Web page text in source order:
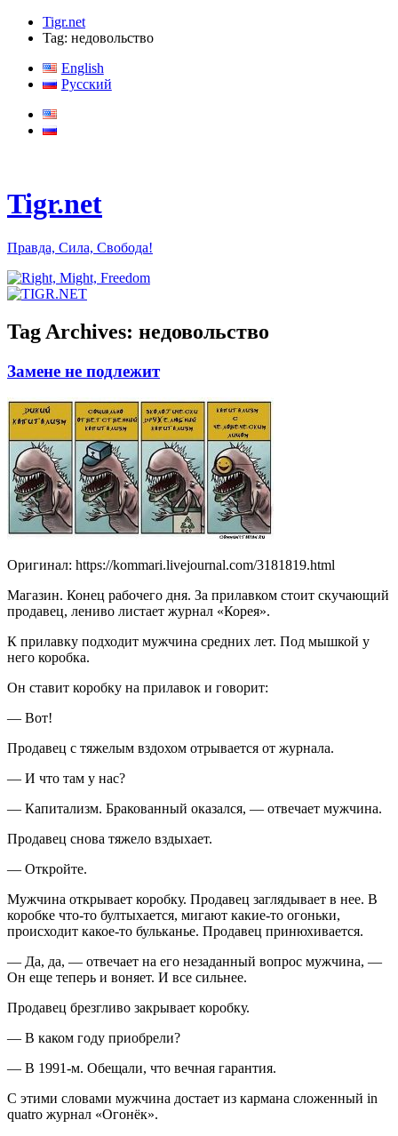
Tigr.net
Tag: недовольство
English
Русский
Tigr.net
Правда, Сила, Свобода!
Tag Archives: недовольство
Замене не подлежит
Оригинал: https://kommari.livejournal.com/3181819.html
Магазин. Конец рабочего дня. За прилавком стоит скучающий
продавец, лениво листает журнал «Корея».
К прилавку подходит мужчина средних лет. Под мышкой у
него коробка.
Он ставит коробку на прилавок и говорит:
— Вот!
Продавец с тяжелым вздохом отрывается от журнала.
— И что там у нас?
— Капитализм. Бракованный оказался, — отвечает мужчина.
Продавец снова тяжело вздыхает.
— Откройте.
Мужчина открывает коробку. Продавец заглядывает в нее. В
коробке что-то бултыхается, мигают какие-то огоньки,
происходит какое-то бульканье. Продавец принюхивается.
— Да, да, — отвечает на его незаданный вопрос мужчина, —
Он еще теперь и воняет. И все сильнее.
Продавец брезгливо закрывает коробку.
— В каком году приобрели?
— В 1991-м. Обещали, что вечная гарантия.
С этими словами мужчина достает из кармана сложенный in
quatro журнал «Огонёк».